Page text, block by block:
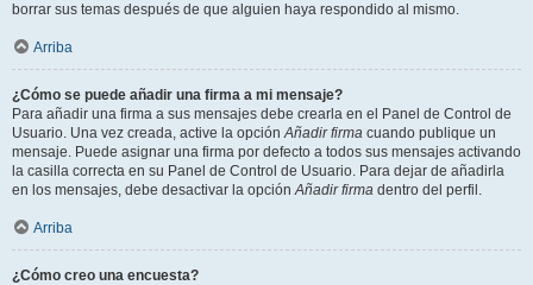
borrar sus temas después de que alguien haya respondido al mismo.
Arriba
¿Cómo se puede añadir una firma a mi mensaje?
Para añadir una firma a sus mensajes debe crearla en el Panel de Control de
Usuario. Una vez creada, active la opciónAñadir firma cuando publique un
mensaje. Puede asignar una firma por defecto a todos sus mensajes activando
la casilla correcta en su Panel de Control de Usuario. Para dejar de añadirla
en los mensajes, debe desactivar la opciónAñadir firma dentro del perfil.
Arriba
¿Cómo creo una encuesta?